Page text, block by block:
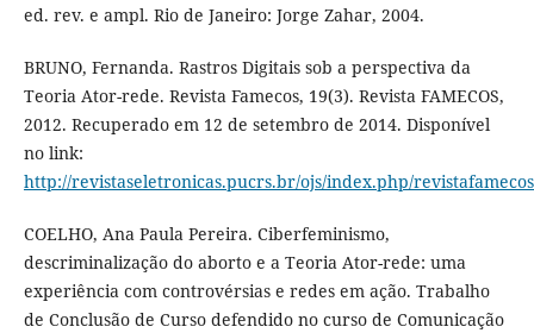
ed. rev. e ampl. Rio de Janeiro: Jorge Zahar, 2004.
BRUNO, Fernanda. Rastros Digitais sob a perspectiva da
Teoria Ator-rede. Revista Famecos, 19(3). Revista FAMECOS,
2012. Recuperado em 12 de setembro de 2014. Disponível
no link:
http://revistaseletronicas.pucrs.br/ojs/index.php/
COELHO, Ana Paula Pereira. Ciberfeminismo,
descriminalização do aborto e a Teoria Ator-rede: uma
experiência com controvérsias e redes em ação. Trabalho
de Conclusão de Curso defendido no curso de Comunicação